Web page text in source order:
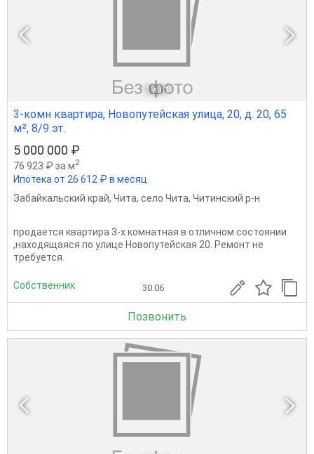
1 из 1
3-комн квартира, Новопутейская улица, 20, д. 20, 65
м², 8/9 эт.
5 000 000 ₽
76 923 ₽ за м2
Ипотека от 26 612 ₽ в месяц
Забайкальский край, Чита, село Чита, Читинский р-н
продается квартира 3-х комнатная в отличном состоянии
,находящаяся по улице Новопутейская 20. Ремонт не
требуется.
Собственник 30.06
Позвонить